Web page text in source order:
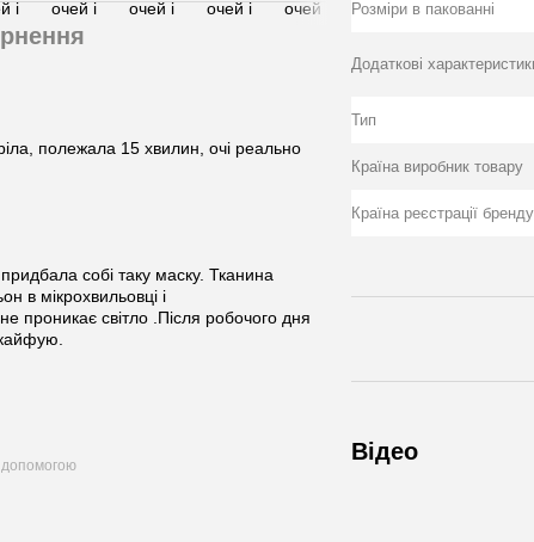
полежала 15 хвилин, очі реально
собі таку маску. Тканина
в мікрохвильовці і
проникає світло .Після робочого дня
допомогою
Розміри в пакованні
Додаткові
Тип
Країна виробник товару
Країна реєстрації бренду
Відео